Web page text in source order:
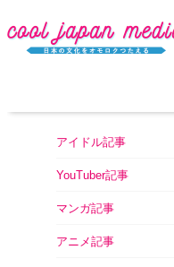
アイドル記事
YouTuber記事
マンガ記事
アニメ記事